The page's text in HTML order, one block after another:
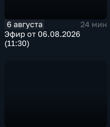
6 августа
24 мин
Эфир от 06.08.2026
(11:30)